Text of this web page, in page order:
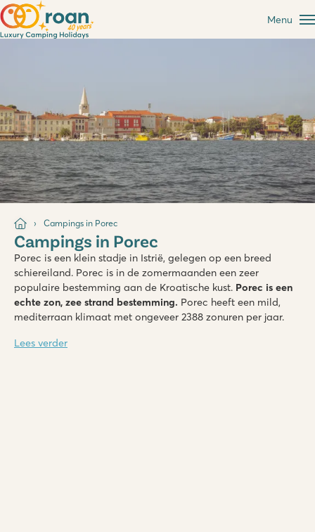
Menu
Campings in Porec
Campings in Porec
Porec is een klein stadje in Istrië, gelegen op een breed
schiereiland. Porec is in de zomermaanden een zeer
populaire bestemming aan de Kroatische kust. Porec is een
echte zon, zee strand bestemming. Porec heeft een mild,
mediterraan klimaat met ongeveer 2388 zonuren per jaar.
Lees verder